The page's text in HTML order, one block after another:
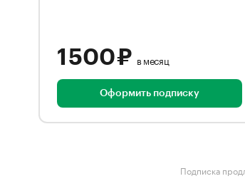
1 500 ₽ в месяц
Оформить подписку
Подписка